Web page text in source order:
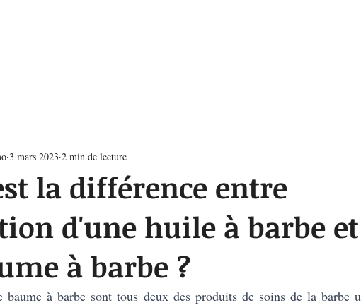
la différence entre
d'une huile à barbe et
à barbe ?
3 mars 2023 2 min de lecture
à barbe sont tous deux des produits de soins de la barbe